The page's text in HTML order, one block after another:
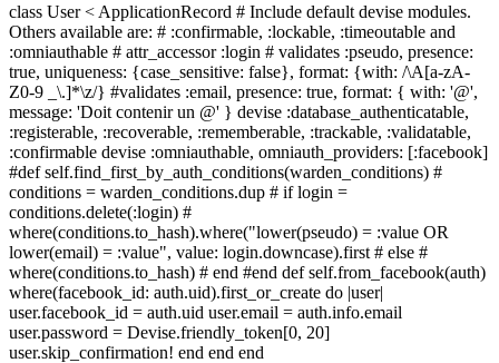
class User < ApplicationRecord # Include default devise modules.
Others available are: # :confirmable, :lockable, :timeoutable and
:omniauthable # attr_accessor :login # validates :pseudo, presence:
true, uniqueness: {case_sensitive: false}, format: {with: /\A[a-zA-
Z0-9 _\.]*\z/} #validates :email, presence: true, format: { with: '@',
message: 'Doit contenir un @' } devise :database_authenticatable,
:registerable, :recoverable, :rememberable, :trackable, :validatable,
:confirmable devise :omniauthable, omniauth_providers: [:facebook]
#def self.find_first_by_auth_conditions(warden_conditions) #
conditions = warden_conditions.dup # if login =
conditions.delete(:login) #
where(conditions.to_hash).where("lower(pseudo) = :value OR
lower(email) = :value", value: login.downcase).first # else #
where(conditions.to_hash) # end #end def self.from_facebook(auth)
where(facebook_id: auth.uid).first_or_create do |user|
user.facebook_id = auth.uid user.email = auth.info.email
user.password = Devise.friendly_token[0, 20]
user.skip_confirmation! end end end